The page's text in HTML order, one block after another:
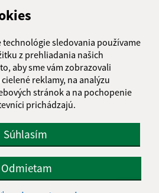
technológie sledovania používame
z prehliadania našich
aby sme vám zobrazovali
reklamy, na analýzu
stránok a na pochopenie
prichádzajú.
Súhlasím
Odmietam
úrad Rudlov
094 35 Soľ
574 496 337
00332763